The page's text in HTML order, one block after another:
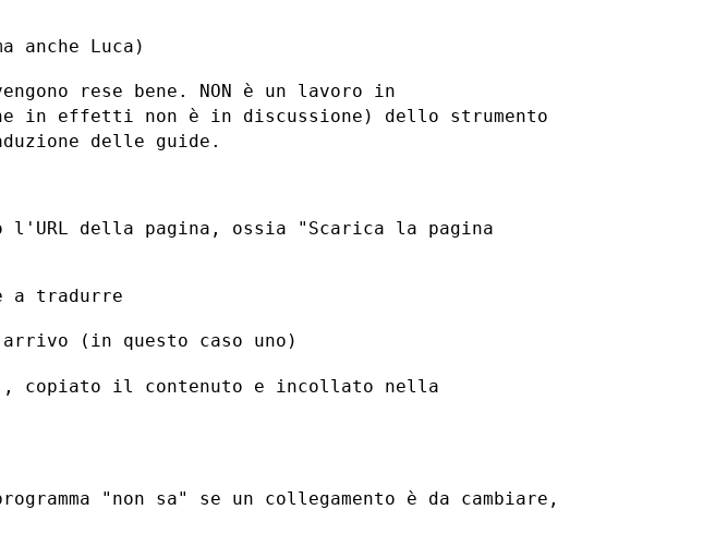
anche Luca)
rese bene. NON è un lavoro in
in effetti non è in discussione) dello strumento
delle guide.
l'URL della pagina, ossia "Scarica la pagina
a tradurre
arrivo (in questo caso uno)
copiato il contenuto e incollato nella
"non sa" se un collegamento è da cambiare,